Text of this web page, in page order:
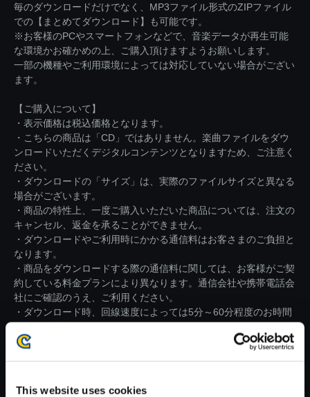
This website uses cookies
毎のダウンロードだけでなく、MP3ファイル形式のZIPファイル
での【まとめてダウンロード】も可能です。
※お客様のPCやスマートフォンなどで、音楽データが再生可能
な環境かお確かめの上、ご購入頂けますようお願いします。
一部の機種やご利用環境によっては対応していない場合がござい
ます。
【ご購入について】
・表示価格は税込価格となります。
・こちらの商品は「CD」ではありません。楽曲ファイルをダウ
ンロードいただくデジタルコンテンツとなりますため、ご注意く
ださい。
・ダウンロードの「サイズ」は、実際のファイルサイズと異なる
場合がございます。
・商品の特性上、一度ご購入いただいた商品については、注文の
キャンセル、返金を承ることができません。
・ダウンロードやご利用時にかかる通信料はお客さまのご負担と
なります。
・商品をダウンロードする際の通信料に関しては、お客様がご契
約している料金プランにより異なります。通信会社や携帯電話会
社にご確認のうえ、ご利用ください。
・ダウンロード時、回線速度によっては5分～60分程度のお時間
※ご購入いただいたファイルのダウンロードの際には、通信環境